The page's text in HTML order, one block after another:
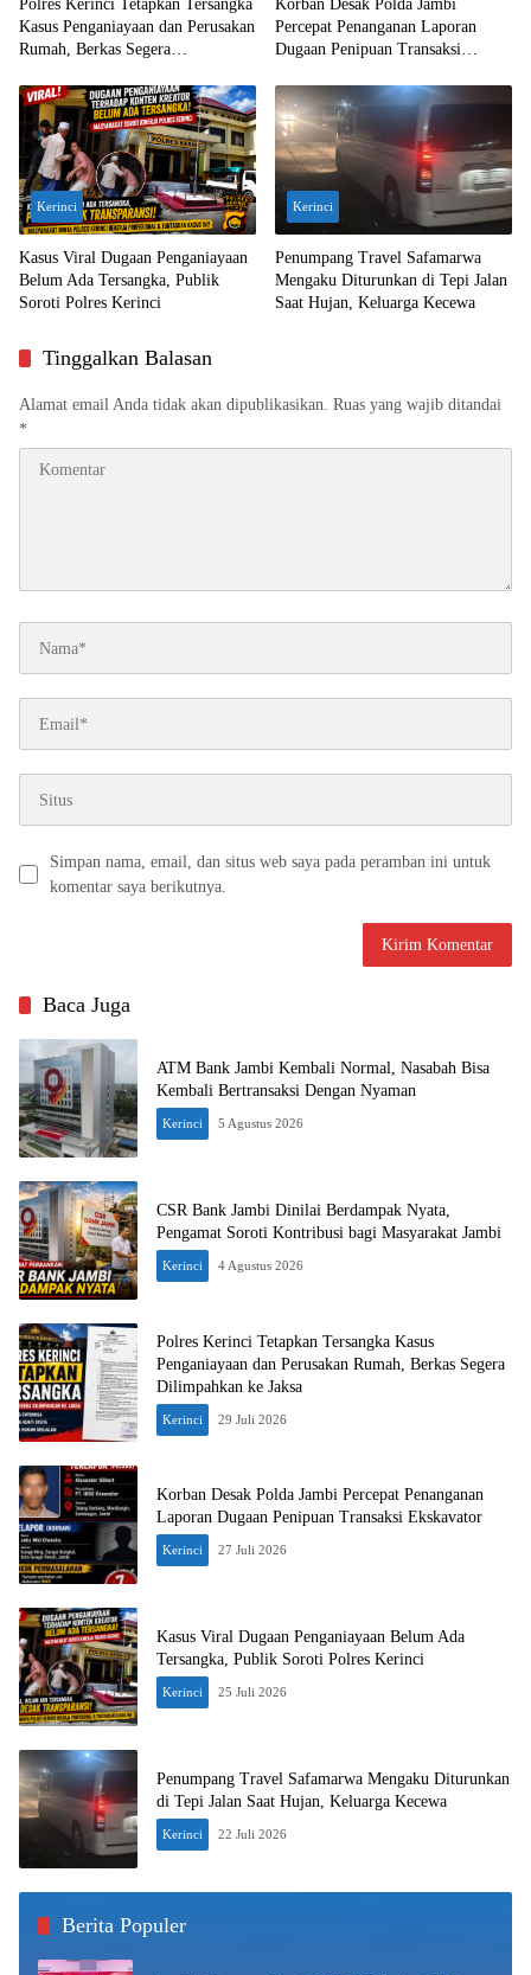
Polres Kerinci Tetapkan Tersangka
Kasus Penganiayaan dan Perusakan
Rumah, Berkas Segera
Korban Desak Polda Jambi
Percepat Penanganan Laporan
Dugaan Penipuan Transaksi
Kerinci
Kasus Viral Dugaan Penganiayaan
Belum Ada Tersangka, Publik
Soroti Polres Kerinci
Kerinci
Penumpang Travel Safamarwa
Mengaku Diturunkan di Tepi Jalan
Saat Hujan, Keluarga Kecewa
Tinggalkan Balasan
Alamat email Anda tidak akan dipublikasikan. Ruas yang wajib ditandai
*
Simpan nama, email, dan situs web saya pada peramban ini untuk
komentar saya berikutnya.
Baca Juga
ATM Bank Jambi Kembali Normal, Nasabah Bisa
Kembali Bertransaksi Dengan Nyaman
Kerinci 5 Agustus 2026
CSR Bank Jambi Dinilai Berdampak Nyata,
Pengamat Soroti Kontribusi bagi Masyarakat Jambi
Kerinci 4 Agustus 2026
Polres Kerinci Tetapkan Tersangka Kasus
Penganiayaan dan Perusakan Rumah, Berkas Segera
Dilimpahkan ke Jaksa
Kerinci 29 Juli 2026
Korban Desak Polda Jambi Percepat Penanganan
Laporan Dugaan Penipuan Transaksi Ekskavator
Kerinci 27 Juli 2026
Kasus Viral Dugaan Penganiayaan Belum Ada
Tersangka, Publik Soroti Polres Kerinci
Kerinci 25 Juli 2026
Penumpang Travel Safamarwa Mengaku Diturunkan
di Tepi Jalan Saat Hujan, Keluarga Kecewa
Kerinci 22 Juli 2026
Berita Populer